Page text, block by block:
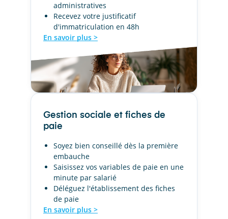
administratives
Recevez votre justificatif
d'immatriculation en 48h
En savoir plus >
Gestion sociale et fiches de
paie
Soyez bien conseillé dès la première
embauche
Saisissez vos variables de paie en une
minute par salarié
Déléguez l'établissement des fiches
de paie
En savoir plus >